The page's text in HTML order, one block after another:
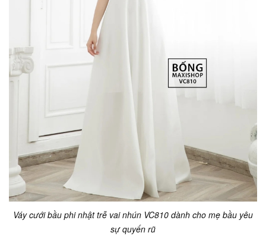
Váy cưới bầu phi nhật trễ vai nhún VC810 dành cho mẹ bầu yêu
sự quyến rũ